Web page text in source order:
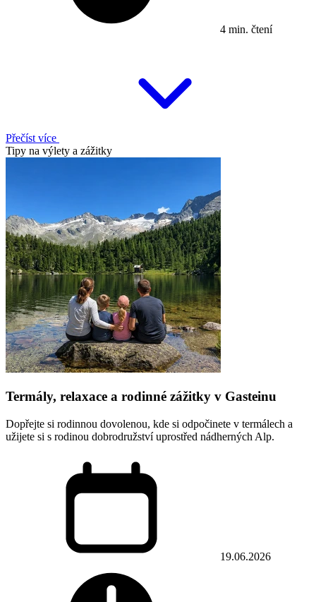
4 min. čtení
Přečíst více
Tipy na výlety a zážitky
Termály, relaxace a rodinné zážitky v Gasteinu
Dopřejte si rodinnou dovolenou, kde si odpočinete v termálech a
užijete si s rodinou dobrodružství uprostřed nádherných Alp.
19.06.2026